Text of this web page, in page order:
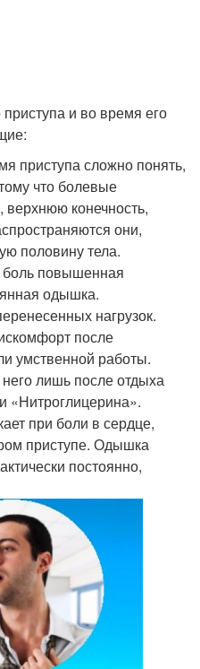
и во время его
приступа сложно понять,
что болевые
конечность,
они,
половину тела.
повышенная
одышка.
нагрузок.
после
умственной работы.
лишь после отдыха
«Нитроглицерина».
при боли в сердце,
приступе. Одышка
постоянно,